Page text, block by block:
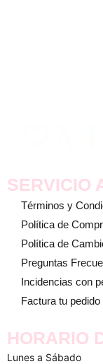
SERVICIO
Términos y
Política de
Política de
Preguntas
Incidencias con
Factura tu pedido
HORARIO
Lunes a Sábado